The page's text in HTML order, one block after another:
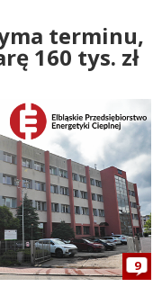
terminu,
160 tys. zł
9